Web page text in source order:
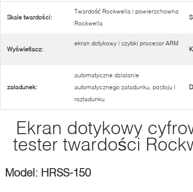
Skale twardości:
Twardość Rockwella i powierzchowna
Rockwella
Wyświetlacz:
ekran dotykowy i szybki procesor ARM
załadunek:
automatyczne działanie
automatycznego załadunku, postoju i
rozładunku
Ekran dotykowy
tester twardości
Model: HRSS-150